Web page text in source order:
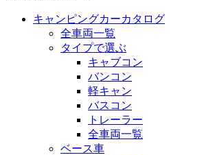
キャンピングカーカタログ
全車両一覧
タイプで選ぶ
キャブコン
バンコン
軽キャン
バスコン
トレーラー
全車両一覧
ベース車